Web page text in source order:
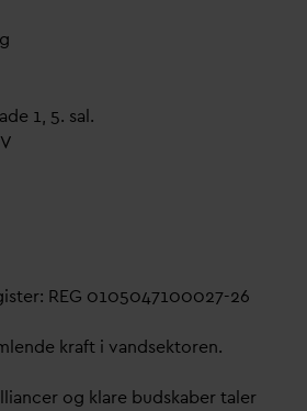
1, 5. sal.
REG 0105047100027-26
kraft i vandsektoren.
og klare budskaber taler